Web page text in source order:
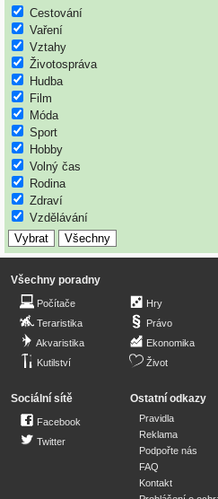
Cestování
Vaření
Vztahy
Životospráva
Hudba
Film
Móda
Sport
Hobby
Volný čas
Rodina
Zdraví
Vzdělávání
Všechny poradny
Počítače
Teraristika
Akvaristika
Kutilství
Hry
Právo
Ekonomika
Život
Sociální sítě
Facebook
Twitter
Ostatní odkazy
Pravidla
Reklama
Podpořte nás
FAQ
Kontakt